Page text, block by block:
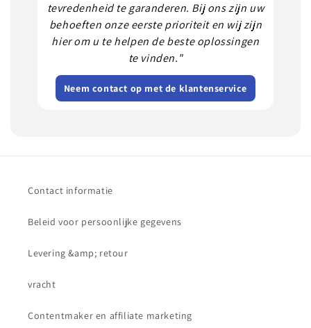
tevredenheid te garanderen. Bij ons zijn uw
behoeften onze eerste prioriteit en wij zijn
hier om u te helpen de beste oplossingen
te vinden."
Neem contact op met de klantenservice
Contact informatie
Beleid voor persoonlijke gegevens
Levering &amp; retour
vracht
Contentmaker en affiliate marketing